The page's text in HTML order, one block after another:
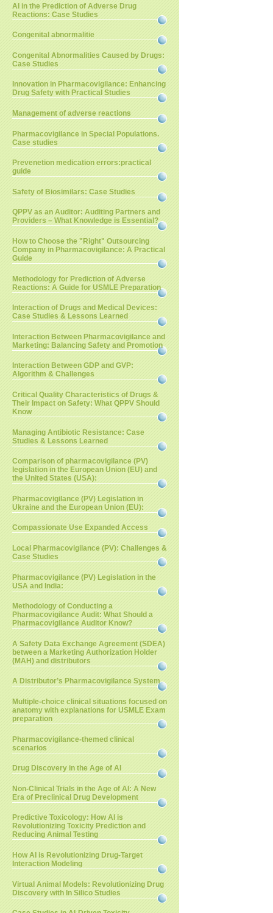
AI in the Prediction of Adverse Drug
Reactions: Case Studies
Congenital abnormalitie
Congenital Abnormalities Caused by Drugs:
Case Studies
Innovation in Pharmacovigilance: Enhancing
Drug Safety with Practical Studies
Management of adverse reactions
Pharmacovigilance in Special Populations.
Case studies
Prevenetion medication errors:practical
guide
Safety of Biosimilars: Case Studies
QPPV as an Auditor: Auditing Partners and
Providers – What Knowledge is Essential?
How to Choose the "Right" Outsourcing
Company in Pharmacovigilance: A Practical
Guide
Methodology for Prediction of Adverse
Reactions: A Guide for USMLE Preparation
Interaction of Drugs and Medical Devices:
Case Studies & Lessons Learned
Interaction Between Pharmacovigilance and
Marketing: Balancing Safety and Promotion
Interaction Between GDP and GVP:
Algorithm & Challenges
Critical Quality Characteristics of Drugs &
Their Impact on Safety: What QPPV Should
Know
Managing Antibiotic Resistance: Case
Studies & Lessons Learned
Comparison of pharmacovigilance (PV)
legislation in the European Union (EU) and
the United States (USA):
Pharmacovigilance (PV) Legislation in
Ukraine and the European Union (EU):
Compassionate Use Expanded Access
Local Pharmacovigilance (PV): Challenges &
Case Studies
Pharmacovigilance (PV) Legislation in the
USA and India:
Methodology of Conducting a
Pharmacovigilance Audit: What Should a
Pharmacovigilance Auditor Know?
A Safety Data Exchange Agreement (SDEA)
between a Marketing Authorization Holder
(MAH) and distributors
A Distributor’s Pharmacovigilance System
Multiple-choice clinical situations focused on
anatomy with explanations for USMLE Exam
preparation
Pharmacovigilance-themed clinical
scenarios
Drug Discovery in the Age of AI
Non-Clinical Trials in the Age of AI: A New
Era of Preclinical Drug Development
Predictive Toxicology: How AI is
Revolutionizing Toxicity Prediction and
Reducing Animal Testing
How AI is Revolutionizing Drug-Target
Interaction Modeling
Virtual Animal Models: Revolutionizing Drug
Discovery with In Silico Studies